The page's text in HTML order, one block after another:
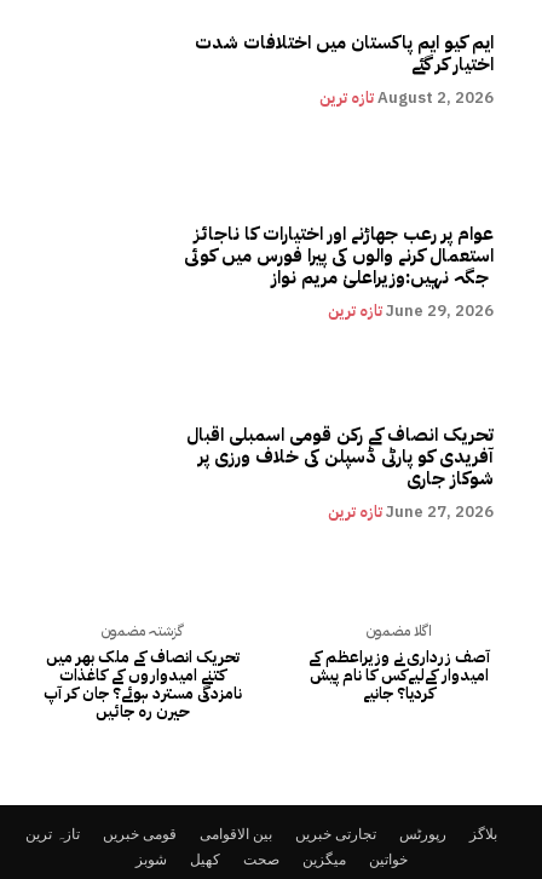
ایم کیو ایم پاکستان میں اختلافات شدت
اختیار کر گئے
تازہ ترینAugust 2, 2026
عوام پر رعب جھاڑنے اور اختیارات کا ناجائز
استعمال کرنے والوں کی پیرا فورس میں کوئی
تازہ ترینJune 29, 2026
تحریک انصاف کے رکن قومی اسمبلی اقبال
آفریدی کو پارٹی ڈسپلن کی خلاف ورزی پر
شوکاز جاری
تازہ ترینJune 27, 2026
گزشتہ مضمون
تحریک انصاف کے ملک بھر میں
کتنے امیدواروں کے کاغذات
نامزدگی مسترد ہوئے؟ جان کر آپ
حیرن رہ جائیں
اگلا مضمون
آصف زرداری نے وزیراعظم کے
امیدوار کےلیےکس کا نام پیش
کردیا؟ جانیے
تازہ ترین قومی خبریں بین الاقوامی تجارتی خبریں رپورٹس
بلاگز
شوبز
کھیل صحت میگزین خواتین